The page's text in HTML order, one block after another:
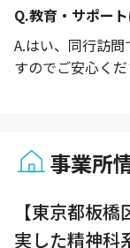
Q.教育・サポー
A.はい、同行訪
すのでご安心くだ
事業所
【東京都板
実した精神科